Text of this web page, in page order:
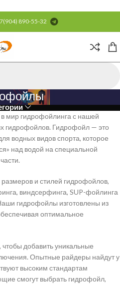
890-55-32
в мир гидрофойлинга с нашей
гидрофойлов. Гидрофойл — это
водных видов спорта, которое
над водой на специальной
и стилей гидрофойлов,
виндсерфинга, SUP-фойлинга
гидрофойлы изготовлены из
оптимальное
добавить уникальные
Опытные райдеры найдут у
высоким стандартам
смогут выбрать гидрофойл,